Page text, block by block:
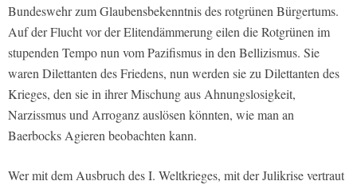
Bundeswehr zum Glaubensbekenntnis des rotgrünen Bürgertums.
Auf der Flucht vor der Elitendämmerung eilen die Rotgrünen im
stupenden Tempo nun vom Pazifismus in den Bellizismus. Sie
waren Dilettanten des Friedens, nun werden sie zu Dilettanten des
Krieges, den sie in ihrer Mischung aus Ahnungslosigkeit,
Narzissmus und Arroganz auslösen könnten, wie man an
Baerbocks Agieren beobachten kann.
Wer mit dem Ausbruch des I. Weltkrieges, mit der Julikrise vertraut